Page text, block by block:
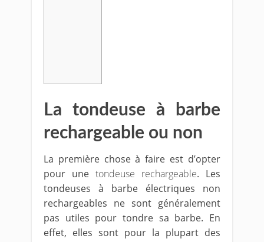
La tondeuse à barbe
rechargeable ou non
La première chose à faire est d’opter
pour une tondeuse rechargeable. Les
tondeuses à barbe électriques non
rechargeables ne sont généralement
pas utiles pour tondre sa barbe. En
effet, elles sont pour la plupart des